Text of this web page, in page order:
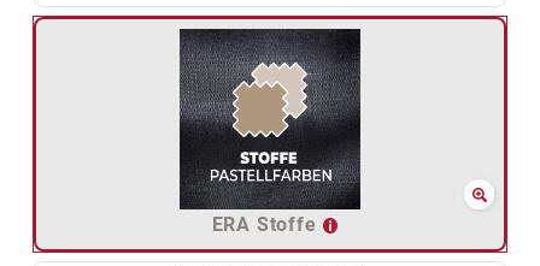
ERA Stoffe